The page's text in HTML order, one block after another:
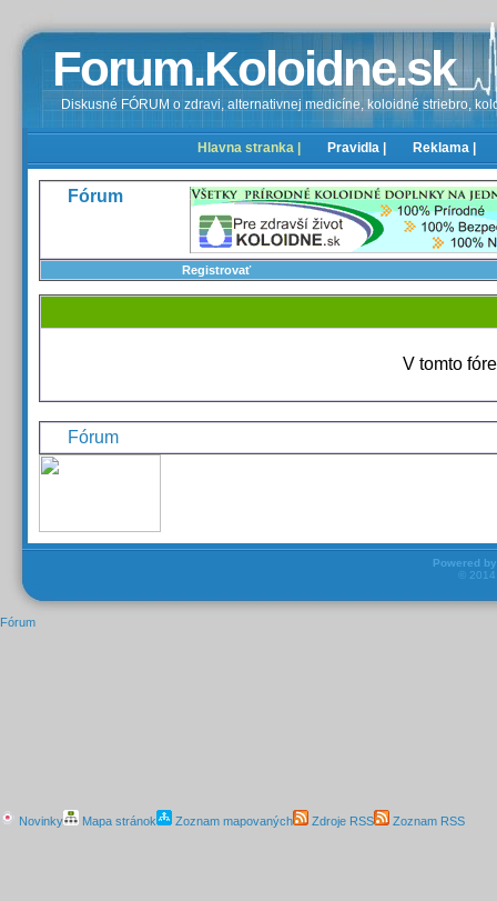
Forum.Koloidne.sk
Diskusné FÓRUM o zdravi, alternativnej medicíne, koloidné striebro,
Hlavna stranka | Pravidla | Reklama |
Fórum
Registrovať
V tomto
Fórum
Powered by
©
Fórum
Novinky Mapa stránok Zoznam mapovaných Zdroje RSS Zoznam RSS